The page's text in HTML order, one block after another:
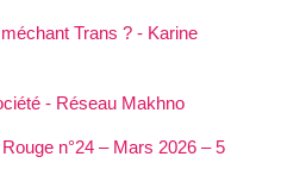
Trans ? - Karine
- Réseau Makhno
n°24 – Mars 2026 – 5